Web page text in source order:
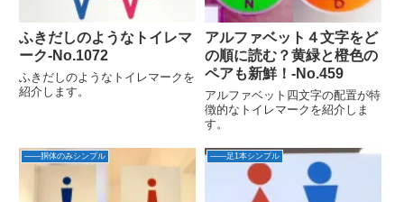
ふきだしのようなトイレマ
ーク-No.1072
ふきだしのようなトイレマークを
紹介します。
アルファベット４文字をど
の順に読む？黄緑と橙色の
ペアも新鮮！‐No.459
アルファベット四文字の配置が特
徴的なトイレマークを紹介しま
す。
――胴体のみシンプル ――足1本シンプル